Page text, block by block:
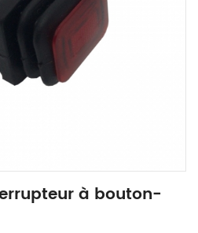
à bouton-